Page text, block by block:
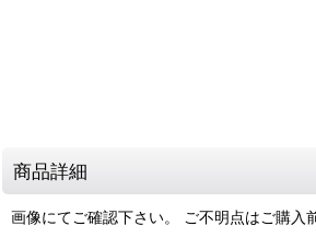
商品詳細
画像にてご確認下さい。 ご不明点はご購入